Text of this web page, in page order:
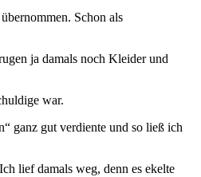
Schon als
ja damals noch Kleider und
war.
ganz gut verdiente und so ließ ich
lief damals weg, denn es ekelte